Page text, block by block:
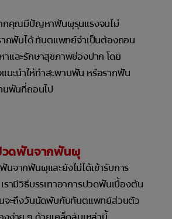
กคุณมีปัญหาฟันผุรุนแรงจนไม่
ากฟันได้ ทันตแพทย์จำเป็นต้องถอน
และรักษาสุขภาพช่องปาก โดย
นะนำให้ทำสะพานฟัน หรือรากฟัน
นฟันที่ถอนไป
วดฟันจากฟันผุ
จากฟันผุและยังไม่ได้เข้ารับการ
ามีวิธีบรรเทาอาการปวดฟันเบื้องต้น
จะถึงวันนัดพับกับทันตแพทย์ส่วนตัว